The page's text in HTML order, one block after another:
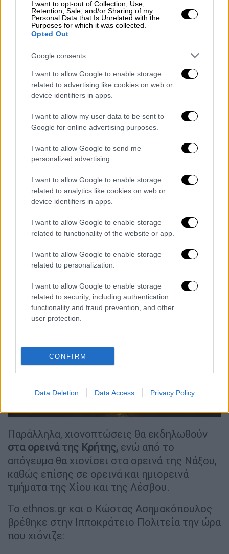
I want to opt-out of Collection, Use,
Retention, Sale, and/or Sharing of my
Personal Data that Is Unrelated with the
Purposes for which it was collected.
Opted Out
Google consents
I want to allow Google to enable storage
related to advertising like cookies on web or
device identifiers in apps.
I want to allow my user data to be sent to
Google for online advertising purposes.
I want to allow Google to send me
personalized advertising.
I want to allow Google to enable storage
related to analytics like cookies on web or
device identifiers in apps.
I want to allow Google to enable storage
related to functionality of the website or app.
I want to allow Google to enable storage
related to personalization.
I want to allow Google to enable storage
related to security, including authentication
functionality and fraud prevention, and other
user protection.
CONFIRM
Data Deletion Data Access Privacy Policy
Χιόνια Ιπποκράτειος Πολιτεία
φαινόμενα γρήγορα θα περιοριστούν στα
ανατολικά και νότια,
και μετά το μεσημέρι θα
εντοπίζονται κυρίως σε περιοχές της
Βοιωτίας, της Αττικής και της Εύβοιας. Σε
αυτές τις περιοχές παροδικές χιονοπτώσεις
θα εκδηλώνονται σε υψόμετρο γενικά
μεγαλύτερο των 300-350 μέτρων, και
πιθανόν κατά διαστήματα σε περιοχές
χαμηλότερου υψομέτρου,
συμπεριλαμβανομένων τμημάτων της
βόρειας και δυτικής Αττικής.
Παράλληλα, χιονοπτώσεις θα εκδηλωθούν
στα ορεινά της Κρήτης, ενώ από το
απόγευμα θα χιονίσει στα ορεινά της Νάξου,
καθώς επίσης σε ορεινά και ημιορεινά
τμήματα της Χίου και της Λέσβου.
Το ethnos.gr και ο Κώστας Ασημακόπουλος
βρέθηκε στην Ιπποκράτειο Πολιτεία την ώρα
που χιόνιζε: